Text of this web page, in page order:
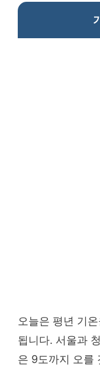
오늘은 평년 기
됩니다. 서울과
은 9도까지 오를